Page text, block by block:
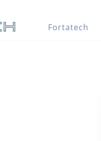
Fortatech